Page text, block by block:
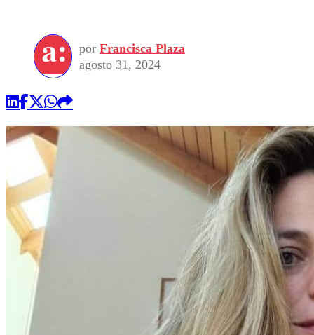
por Francisca Plaza
agosto 31, 2024